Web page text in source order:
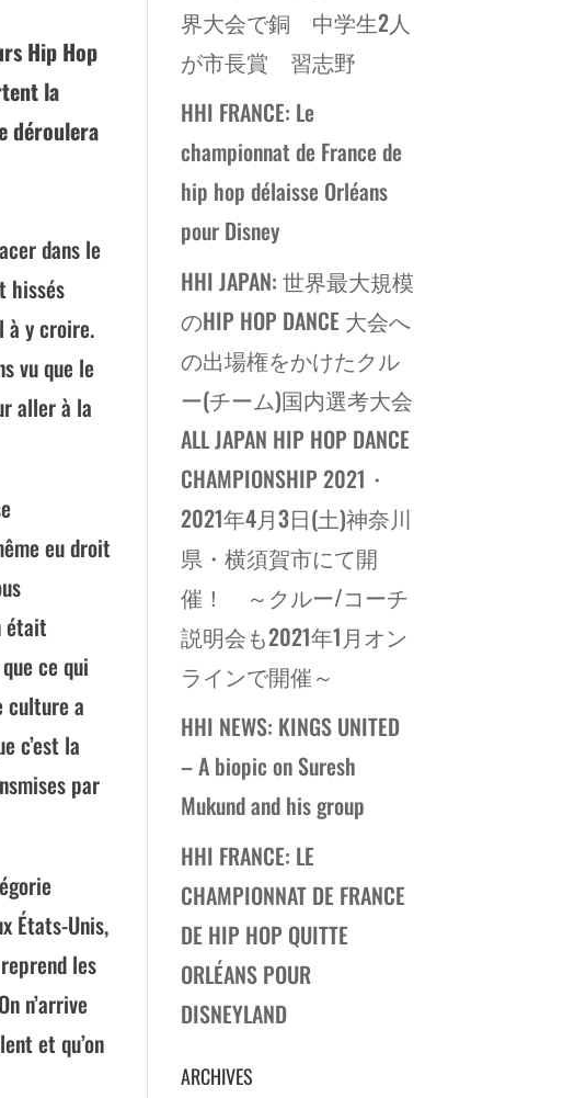
Hip Hop
la
déroulera
dans le
hissés
à y croire.
vu que le
aller à la
eu droit
était
ce qui
culture a
c’est la
par
États-Unis,
les
n’arrive
et qu’on
界大会で銅 中学生2人
が市長賞 習志野
HHI FRANCE: Le
championnat de France de
hip hop délaisse Orléans
pour Disney
HHI JAPAN: 世界最大規模
のHIP HOP DANCE 大会へ
の出場権をかけたクル
ー(チーム)国内選考大会
ALL JAPAN HIP HOP DANCE
CHAMPIONSHIP 2021・
2021年4月3日(土)神奈川
県・横須賀市にて開
催！ ～クルー/コーチ
説明会も2021年1月オン
ラインで開催～
HHI NEWS: KINGS UNITED
– A biopic on Suresh
Mukund and his group
HHI FRANCE: LE
CHAMPIONNAT DE FRANCE
DE HIP HOP QUITTE
ORLÉANS POUR
DISNEYLAND
ARCHIVES